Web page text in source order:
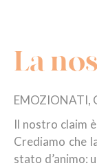
La
EMOZIONATI,
Il nostro claim
Crediamo che
stato d’animo: